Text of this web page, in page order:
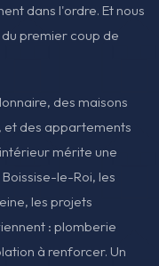
dans l'ordre. Et nous
premier coup de
des maisons
et des appartements
mérite une
le-Roi, les
les projets
: plomberie
à renforcer. Un